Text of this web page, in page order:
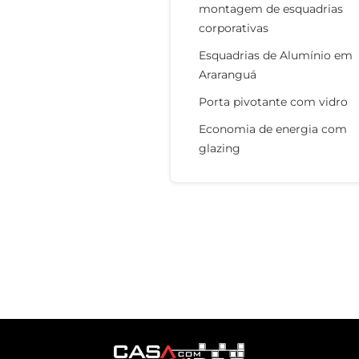
montagem de esquadrias
corporativas
Esquadrias de Alumínio em
Araranguá
Porta pivotante com vidro
Economia de energia com
glazing